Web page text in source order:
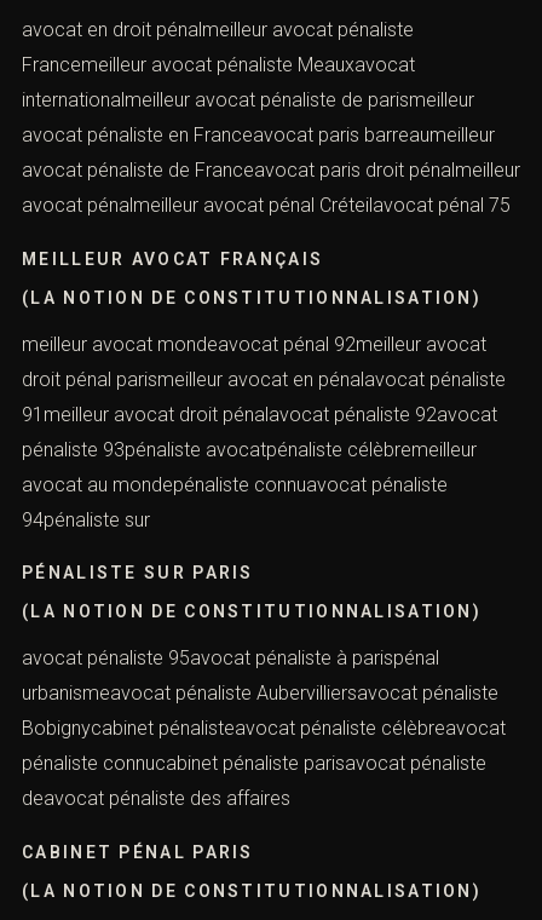
MEILLEUR AVOCAT PÉNALISTE
(LA NOTION DE CONSTITUTIONNALISATION)
avocat en droit pénalmeilleur avocat pénaliste
Francemeilleur avocat pénaliste Meauxavocat
internationalmeilleur avocat pénaliste de parismeilleur
pénalmeilleur avocat pénalmeilleur avocat pénal
Créteilavocat pénal 75
(LA NOTION DE CONSTITUTIONNALISATION)
meilleur avocat mondeavocat pénal 92meilleur avocat
droit pénal parismeilleur avocat en pénalavocat
pénaliste 91meilleur avocat droit pénalavocat pénaliste
célèbremeilleur avocat au mondepénaliste connuavocat
pénaliste 94pénaliste sur
PÉNALISTE SUR PARIS
(LA NOTION DE CONSTITUTIONNALISATION)
avocat pénaliste 95avocat pénaliste à parispénal
urbanismeavocat pénaliste Aubervilliersavocat pénaliste
célèbreavocat pénaliste connucabinet pénaliste